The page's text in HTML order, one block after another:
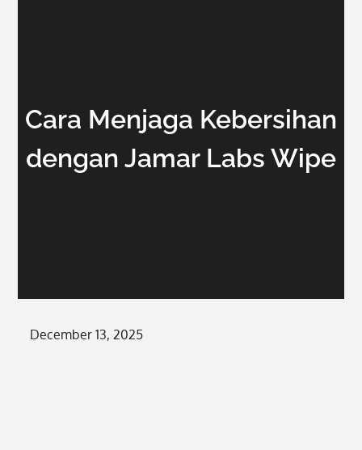
Cara Menjaga Kebersihan
dengan Jamar Labs Wipe
Posted
December 13, 2025